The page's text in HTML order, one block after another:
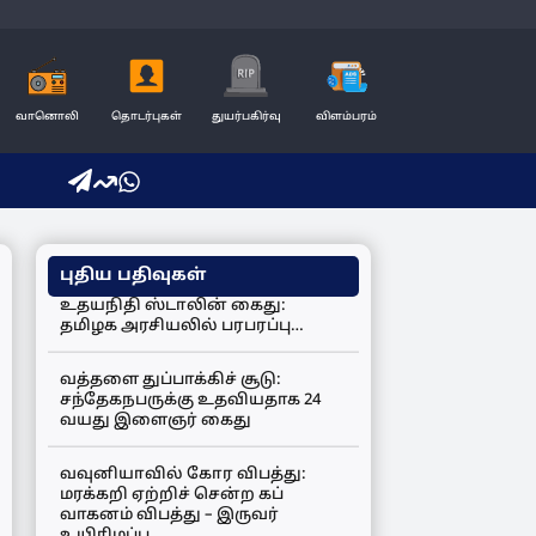
வானொலி தொடர்புகள் துயர்பகிர்வு விளம்பரம்
புதிய பதிவுகள்
உதயநிதி ஸ்டாலின் கைது:
தமிழக அரசியலில் பரபரப்பு…
வத்தளை துப்பாக்கிச் சூடு:
சந்தேகநபருக்கு உதவியதாக 24
வயது இளைஞர் கைது
வவுனியாவில் கோர விபத்து:
மரக்கறி ஏற்றிச் சென்ற கப்
வாகனம் விபத்து – இருவர்